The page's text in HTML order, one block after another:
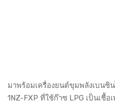
มาพร้อมเครื่องยนต์ขุมพลังเบนซิ
1NZ-FXP ที่ใช้ก๊าซ LPG เป็นเชื้